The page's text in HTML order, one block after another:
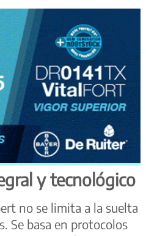
y tecnológico
no se limita a la suelta
Se basa en protocolos